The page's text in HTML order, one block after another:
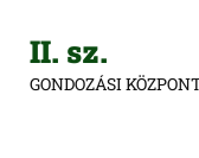
II. sz.
GONDOZÁSI